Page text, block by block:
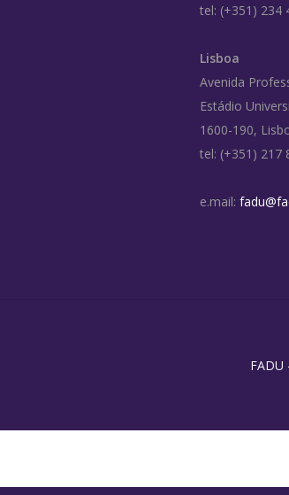
tel: (+351) 234
Lisboa
Avenida
Estádio
1600-190,
tel: (+351) 217
e.mail: